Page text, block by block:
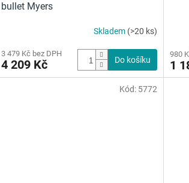
bullet Myers
produktu
je
4,5
Skladem (>20 ks)
3 479 Kč bez DPH
4 209 Kč Do košíku
980
1
Kód: 5772